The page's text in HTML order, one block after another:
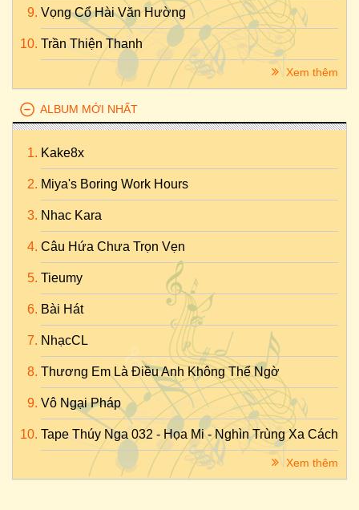
Vọng Cổ Hài Văn Hường
Trần Thiện Thanh
Xem thêm
ALBUM MỚI NHẤT
Kake8x
Miya's Boring Work Hours
Nhac Kara
Câu Hứa Chưa Trọn Vẹn
Tieumy
Bài Hát
NhạcCL
Thương Em Là Điều Anh Không Thể Ngờ
Vô Ngại Pháp
Tape Thúy Nga 032 - Họa Mi - Nghìn Trùng Xa Cách
Xem thêm